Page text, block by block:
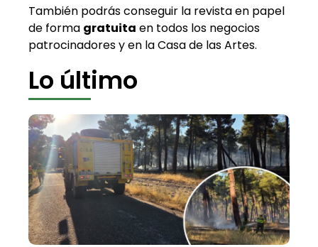
También podrás conseguir la revista en papel
de forma gratuita en todos los negocios
patrocinadores y en la Casa de las Artes.
Lo último